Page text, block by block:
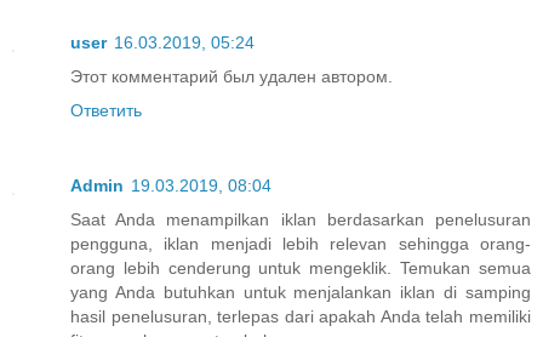
user 16.03.2019, 05:24
Этот комментарий был удален автором.
Ответить
Admin 19.03.2019, 08:04
Saat Anda menampilkan iklan berdasarkan penelusuran
pengguna, iklan menjadi lebih relevan sehingga orang-
orang lebih cenderung untuk mengeklik. Temukan semua
yang Anda butuhkan untuk menjalankan iklan di samping
hasil penelusuran, terlepas dari apakah Anda telah memiliki